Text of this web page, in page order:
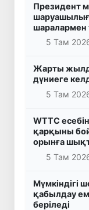
Президент
шаралармен
5 Там
Жарты
дүниеге
5 Там
WTTC
қарқыны
орынға
5 Там
Мүмкіндігі
қабылдау
беріледі